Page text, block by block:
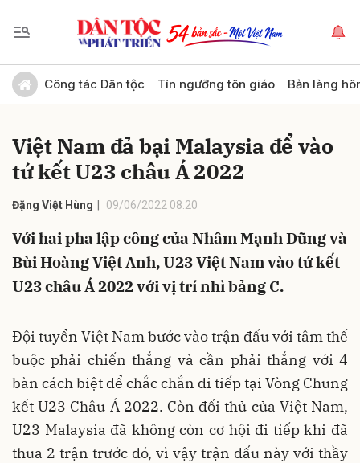
Công tác Dân tộc Tín ngưỡng tôn giáo Bản làng
Việt Nam đả bại Malaysia để vào
tứ kết U23 châu Á 2022
Đặng Việt Hùng 09/06/2022 08:20
Với hai pha lập công của Nhâm Mạnh Dũng và
Bùi Hoàng Việt Anh, U23 Việt Nam vào tứ kết
U23 châu Á 2022 với vị trí nhì bảng C.
Đội tuyển Việt Nam bước vào trận đấu với tâm thế
buộc phải chiến thắng và cần phải thắng với 4
bàn cách biệt để chắc chắn đi tiếp tại Vòng Chung
kết U23 Châu Á 2022. Còn đối thủ của Việt Nam,
U23 Malaysia đã không còn cơ hội đi tiếp khi đã
thua 2 trận trước đó, vì vậy trận đấu này với thầy
Gửi bình luận
Hủy Gửi